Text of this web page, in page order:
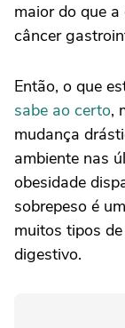
maior do que
câncer
Então, o que
sabe ao certo,
mudança
ambiente nas
obesidade
sobrepeso é
muitos tipos
digestivo.